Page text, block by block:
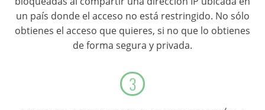
un país donde el acceso no está restringido. No sólo
obtienes el acceso que quieres, si no que lo obtienes
de forma segura y privada.
3